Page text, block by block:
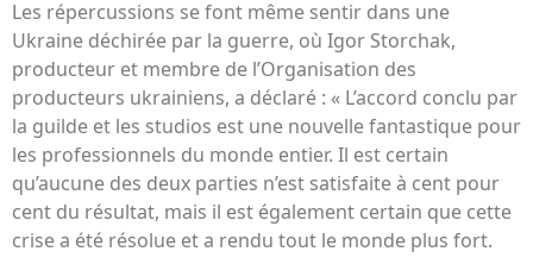
Les répercussions se font même sentir dans une
Ukraine déchirée par la guerre, où Igor Storchak,
producteur et membre de l’Organisation des
producteurs ukrainiens, a déclaré : « L’accord conclu par
la guilde et les studios est une nouvelle fantastique pour
les professionnels du monde entier. Il est certain
qu’aucune des deux parties n’est satisfaite à cent pour
cent du résultat, mais il est également certain que cette
crise a été résolue et a rendu tout le monde plus fort.